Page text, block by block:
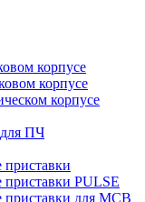
корпусе
корпусе
корпусе
ПЧ
PULSE
для MCB